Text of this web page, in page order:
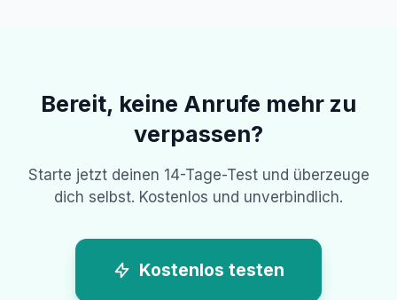
Bereit, keine Anrufe mehr zu
verpassen?
Starte jetzt deinen 14-Tage-Test und überzeuge
dich selbst. Kostenlos und unverbindlich.
Kostenlos testen